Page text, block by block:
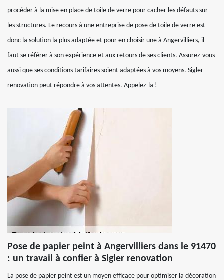
procéder à la mise en place de toile de verre pour cacher les défauts sur
les structures. Le recours à une entreprise de pose de toile de verre est
donc la solution la plus adaptée et pour en choisir une à Angervilliers, il
faut se référer à son expérience et aux retours de ses clients. Assurez-vous
aussi que ses conditions tarifaires soient adaptées à vos moyens. Sigler
renovation peut répondre à vos attentes. Appelez-la !
Pose de papier peint à Angervilliers dans le 91470
: un travail à confier à Sigler renovation
La pose de papier peint est un moyen efficace pour optimiser la décoration